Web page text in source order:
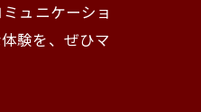
ュニケーショ
験を、ぜひマ